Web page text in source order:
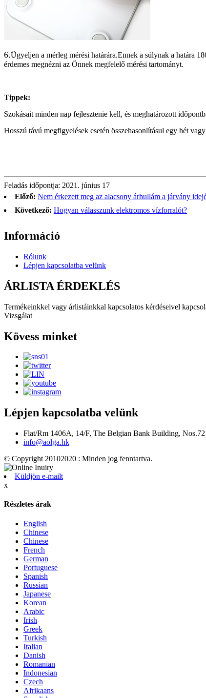
6.Ügyeljen a mérleg mérési határára.Ennek a súlynak a határa
érdemes megnézni az Önnek megfelelő mérési tartományt.
Tippek:
Szokásait minden nap fejlesztenie kell, és meghatározott
Hosszú távú megfigyelések esetén összehasonlításul egy hét
Feladás időpontja: 2021. június 17
Előző: Nem érkezett meg az alacsony árhullám a járvány
Következő: Hogyan válasszunk elektromos vízforralót?
Információ
Rólunk
Lépjen kapcsolatba velünk
ÁRLISTA ÉRDEKLÉS
Termékeinkkel vagy árlistáinkkal kapcsolatos kérdéseivel
Vizsgálat
Kövess minket
Lépjen kapcsolatba velünk
Flat/Rm 1406A, 14/F, The Belgian Bank Building,
info@aolga.hk
© Copyright 20102020 : Minden jog fenntartva.
Küldjön e-mailt
x
Részletes árak
English
Chinese
Chinese
French
German
Portuguese
Spanish
Russian
Japanese
Korean
Arabic
Irish
Greek
Turkish
Italian
Danish
Romanian
Indonesian
Czech
Afrikaans